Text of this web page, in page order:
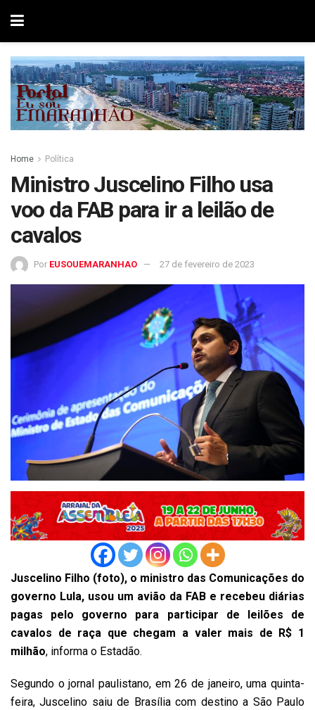
Home Política
Ministro Juscelino Filho usa
voo da FAB para ir a leilão de
cavalos
Por EUSOUEMARANHAO 27 de fevereiro de 2023
Juscelino Filho (foto), o ministro das Comunicações do
governo Lula, usou um avião da FAB e recebeu diárias
pagas pelo governo para participar de leilões de
cavalos de raça que chegam a valer mais de R$ 1
milhão, informa o Estadão.
Segundo o jornal paulistano, em 26 de janeiro, uma quinta-
feira, Juscelino saiu de Brasília com destino a São Paulo